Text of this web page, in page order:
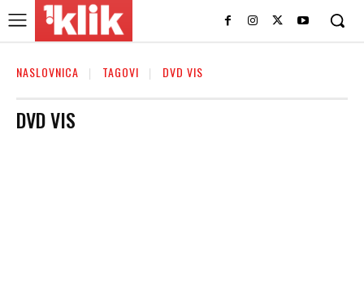
NASLOVNICA TAGOVI DVD VIS
DVD VIS